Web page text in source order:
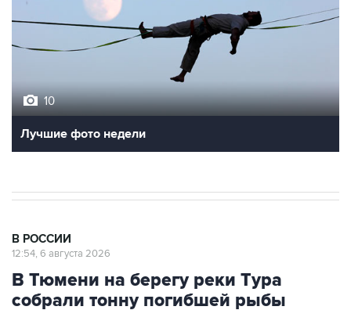
10
Лучшие фото недели
В РОССИИ
12:54, 6 августа 2026
В Тюмени на берегу реки Тура
собрали тонну погибшей рыбы